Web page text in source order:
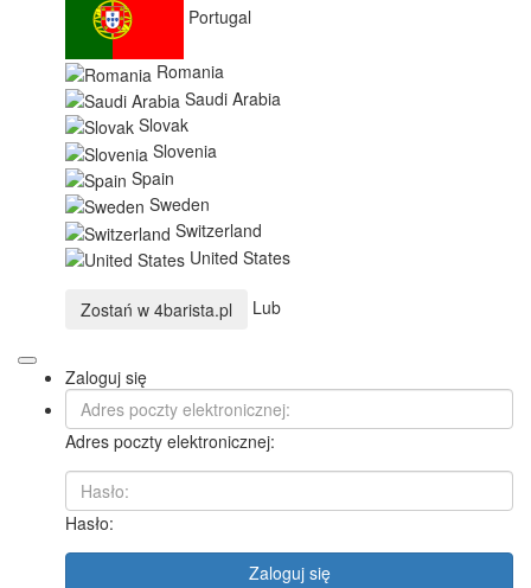
Portugal
Romania
Saudi Arabia
Slovak
Slovenia
Spain
Sweden
Switzerland
United States
Zostań w 4barista.pl Lub
Zaloguj się
Adres poczty elektronicznej:
Hasło:
Zaloguj się